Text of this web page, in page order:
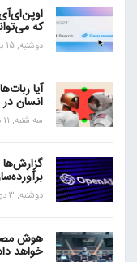
که
دوشنبه, 15 بهمن 1403, ساعت 19:57
آیا
انسان
سه شنبه, 11 دی 1403, ساعت 10:01
دوشنبه, 3 دی 1403, ساعت 0:35
هوش
خواهد